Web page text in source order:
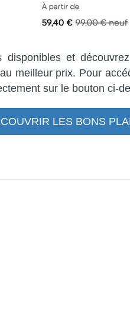
et
meilleur prix. Pour
sur le bouton ci-
LES BONS